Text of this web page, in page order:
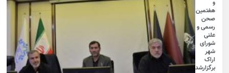
هفتمین
صحن
رسمی و
علنی
شورای
شهر
اراک
برگزارشد